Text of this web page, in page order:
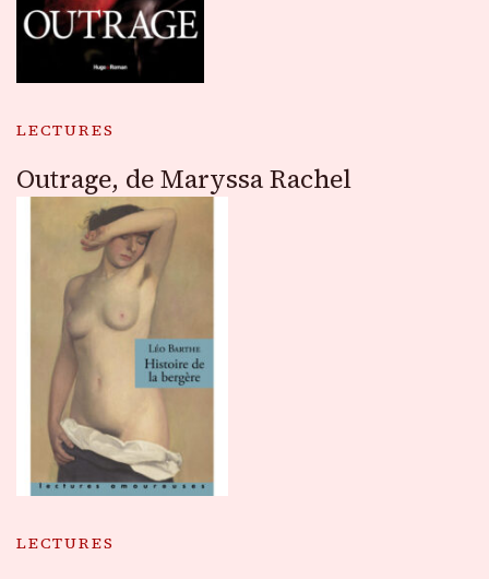
LECTURES
Outrage, de Maryssa Rachel
LECTURES